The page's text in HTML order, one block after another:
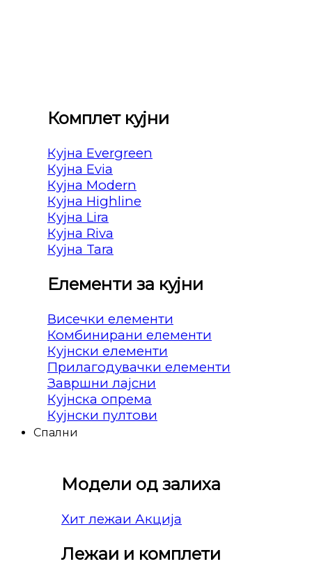
Комплет кујни
Кујна Evergreen
Кујна Evia
Кујна Modern
Кујна Highline
Кујна Lira
Кујна Riva
Кујна Tara
Елементи за кујни
Висечки елементи
Комбинирани елементи
Кујнски елементи
Прилагодувачки елементи
Завршни лајсни
Кујнска опрема
Кујнски пултови
Спални
Модели од залиха
Хит лежаи
Лежаи и комплети